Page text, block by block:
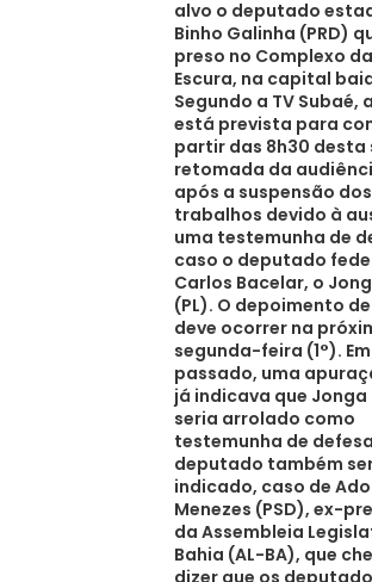
alvo o deputado
Binho Galinha (PRD)
preso no Complexo
Escura, na capital
Segundo a TV Subaé,
está prevista para
partir das 8h30 desta
retomada da
após a suspensão dos
trabalhos devido à
uma testemunha de
caso o deputado
Carlos Bacelar, o
(PL). O depoimento
deve ocorrer na
segunda-feira (1°).
passado, uma
já indicava que Jonga
seria arrolado como
testemunha de
deputado também
indicado, caso de
Menezes (PSD), ex-
da Assembleia
Bahia (AL-BA), que